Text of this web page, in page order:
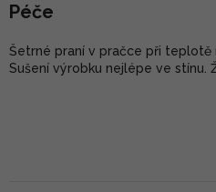
Péče
Šetrné praní v pračce při teplotě
Sušení výrobku nejlépe ve stínu.